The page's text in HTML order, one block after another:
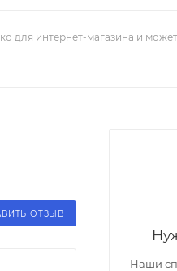
для интернет-магазина и
ОТЗЫВ
Наши